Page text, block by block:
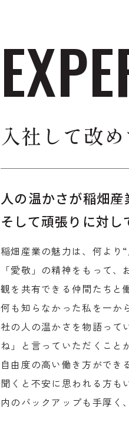
入社して改め
人の温かさが稲畑産
そして頑張りに対し
稲畑産業の魅力は、何より
「愛敬」の精神をもって
観を共有できる仲間たちと
何も知らなかった私を一か
社の人の温かさを物語って
ね」と言っていただくこと
自由度の高い働き方ができ
聞くと不安に思われる方も
内のバックアップも手厚く